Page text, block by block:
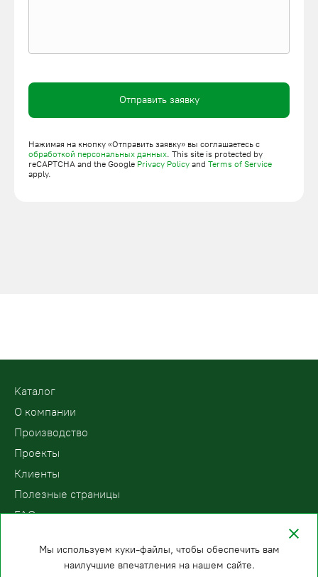
Отправить заявку
Нажимая на кнопку «Отправить заявку» вы соглашаетесь с
обработкой персональных данных. This site is protected by
reCAPTCHA and the Google Privacy Policy and Terms of Service
apply.
Kаталог
О компании
Производство
Проекты
Клиенты
Полезные страницы
FAQ
Мы используем куки-файлы, чтобы обеспечить вам
наилучшие впечатления на нашем сайте.